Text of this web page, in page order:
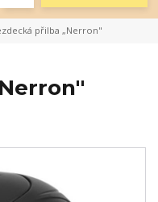
přilba „Nerron"